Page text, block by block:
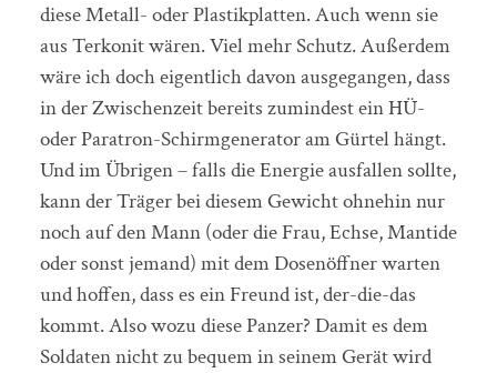
diese Metall- oder Plastikplatten. Auch wenn sie
aus Terkonit wären. Viel mehr Schutz. Außerdem
wäre ich doch eigentlich davon ausgegangen, dass
in der Zwischenzeit bereits zumindest ein HÜ-
oder Paratron-Schirmgenerator am Gürtel hängt.
Und im Übrigen – falls die Energie ausfallen sollte,
kann der Träger bei diesem Gewicht ohnehin nur
noch auf den Mann (oder die Frau, Echse, Mantide
oder sonst jemand) mit dem Dosenöffner warten
und hoffen, dass es ein Freund ist, der-die-das
kommt. Also wozu diese Panzer? Damit es dem
Soldaten nicht zu bequem in seinem Gerät wird